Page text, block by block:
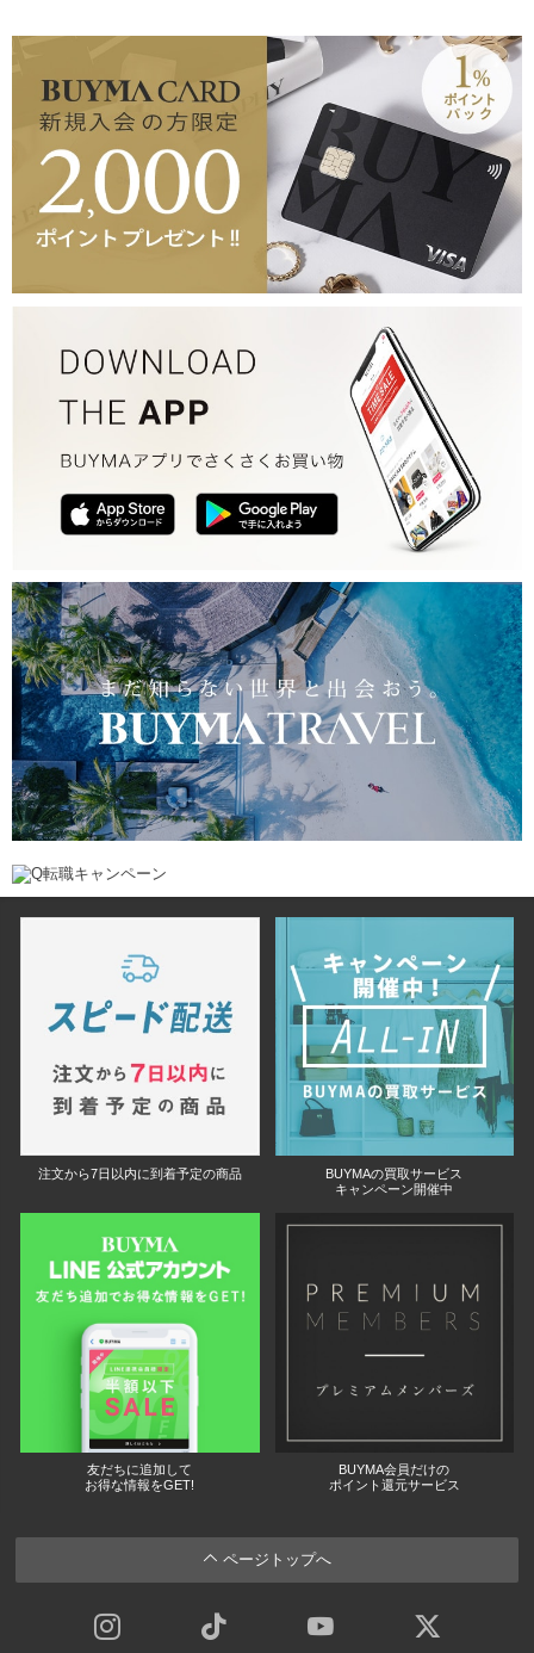
注文から7日以内に到着予定の商品
BUYMAの買取サービス
キャンペーン開催中
友だちに追加して
お得な情報をGET!
BUYMA会員だけの
ポイント還元サービス
ページトップへ